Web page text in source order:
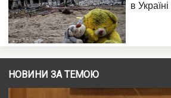
НОВИНИ ЗА ТЕМОЮ